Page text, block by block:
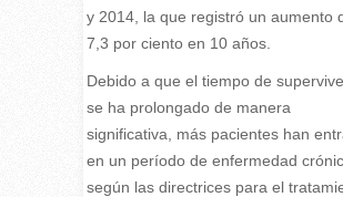
y 2014, la que registró un aumento
7,3 por ciento en 10 años.
Debido a que el tiempo de
se ha prolongado de manera
significativa, más pacientes han
en un período de enfermedad
según las directrices para el